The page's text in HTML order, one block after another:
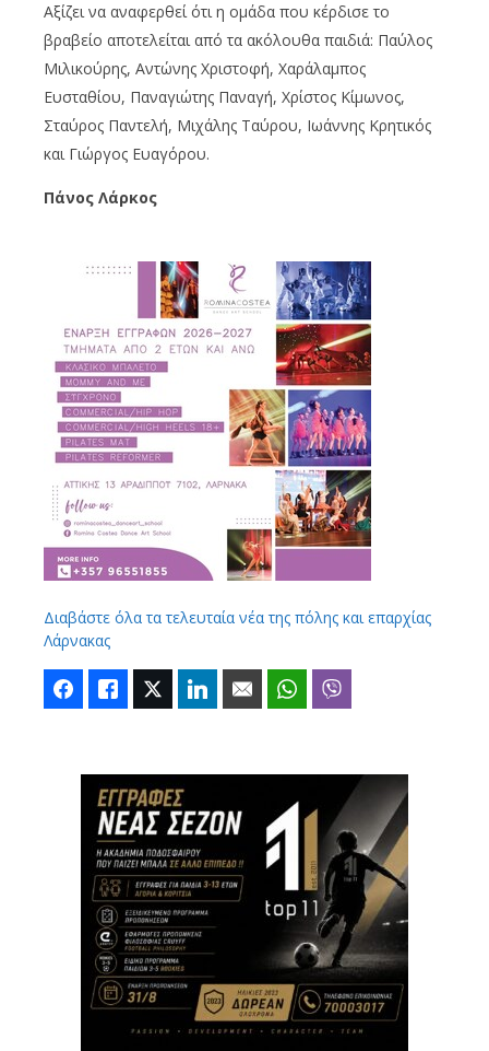
Αξίζει να αναφερθεί ότι η ομάδα που κέρδισε το
βραβείο αποτελείται από τα ακόλουθα παιδιά: Παύλος
Μιλικούρης, Αντώνης Χριστοφή, Χαράλαμπος
Ευσταθίου, Παναγιώτης Παναγή, Χρίστος Κίμωνος,
Σταύρος Παντελή, Μιχάλης Ταύρου, Ιωάννης Κρητικός
και Γιώργος Ευαγόρου.
Πάνος Λάρκος
Διαβάστε όλα τα τελευταία νέα της πόλης και επαρχίας
Λάρνακας
FacebookLike Twitter LinkedIn Email WhatsApp